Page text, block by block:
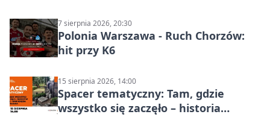
7 sierpnia 2026, 20:30
Polonia Warszawa - Ruch Chorzów:
hit przy K6
15 sierpnia 2026, 14:00
Spacer tematyczny: Tam, gdzie
wszystko się zaczęło – historia